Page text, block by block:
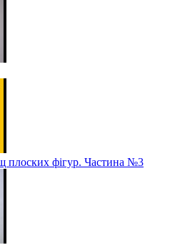
плоских фігур. Частина №3